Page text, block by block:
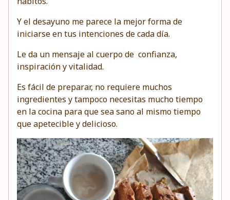
Y el desayuno me parece la mejor forma de
iniciarse en tus intenciones de cada día.
Le da un mensaje al cuerpo de confianza,
inspiración y vitalidad.
Es fácil de preparar, no requiere muchos
ingredientes y tampoco necesitas mucho tiempo
en la cocina para que sea sano al mismo tiempo
que apetecible y delicioso.